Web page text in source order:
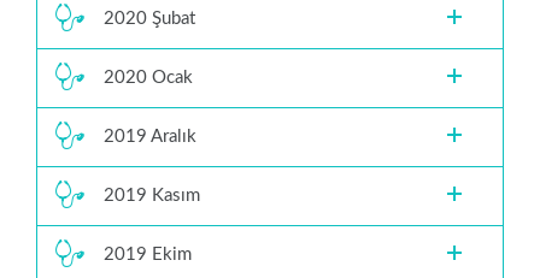
2020 Şubat
2020 Ocak
2019 Aralık
2019 Kasım
2019 Ekim